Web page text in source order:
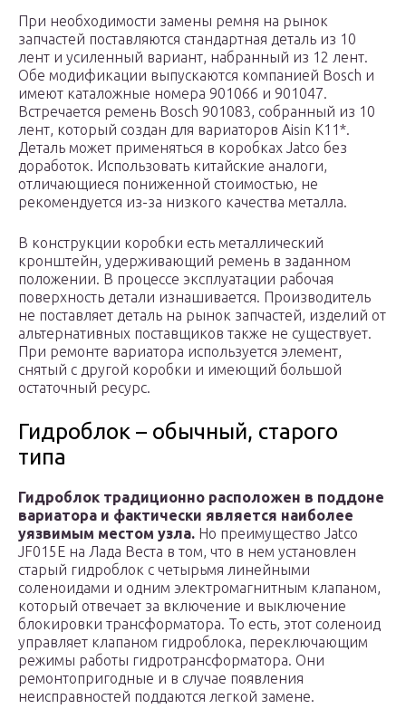
При необходимости замены ремня на рынок
запчастей поставляются стандартная деталь из 10
лент и усиленный вариант, набранный из 12 лент.
Обе модификации выпускаются компанией Bosch и
имеют каталожные номера 901066 и 901047.
Встречается ремень Bosch 901083, собранный из 10
лент, который создан для вариаторов Aisin K11*.
Деталь может применяться в коробках Jatco без
доработок. Использовать китайские аналоги,
отличающиеся пониженной стоимостью, не
рекомендуется из-за низкого качества металла.
В конструкции коробки есть металлический
кронштейн, удерживающий ремень в заданном
положении. В процессе эксплуатации рабочая
поверхность детали изнашивается. Производитель
не поставляет деталь на рынок запчастей, изделий от
альтернативных поставщиков также не существует.
При ремонте вариатора используется элемент,
снятый с другой коробки и имеющий большой
остаточный ресурс.
Гидроблок – обычный, старого
типа
Гидроблок традиционно расположен в поддоне
вариатора и фактически является наиболее
уязвимым местом узла. Но преимущество Jatco
JF015E на Лада Веста в том, что в нем установлен
старый гидроблок с четырьмя линейными
соленоидами и одним электромагнитным клапаном,
который отвечает за включение и выключение
блокировки трансформатора. То есть, этот соленоид
управляет клапаном гидроблока, переключающим
режимы работы гидротрансформатора. Они
ремонтопригодные и в случае появления
неисправностей поддаются легкой замене.